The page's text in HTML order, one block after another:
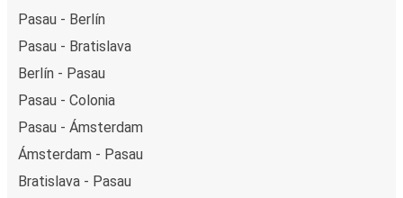
Pasau - Berlín
Pasau - Bratislava
Berlín - Pasau
Pasau - Colonia
Pasau - Ámsterdam
Ámsterdam - Pasau
Bratislava - Pasau